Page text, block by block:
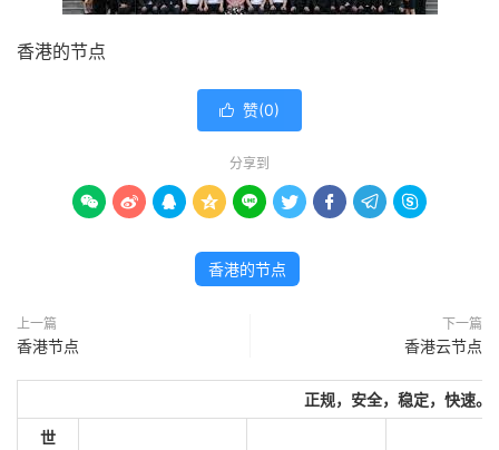
香港的节点
 赞(0)
分享到
        
香港的节点
上一篇
香港节点
下一篇
香港云节点
正规，安全，稳定，快速。
世